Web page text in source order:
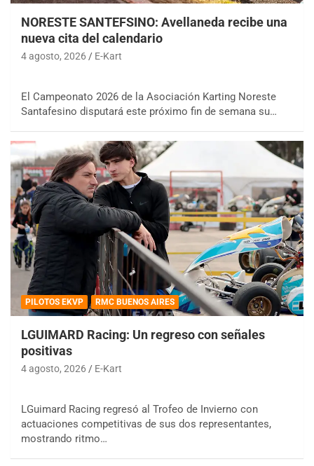
NORESTE SANTEFSINO: Avellaneda recibe una
nueva cita del calendario
4 agosto, 2026 E-Kart
El Campeonato 2026 de la Asociación Karting Noreste
Santafesino disputará este próximo fin de semana su…
PILOTOS EKVP RMC BUENOS AIRES
LGUIMARD Racing: Un regreso con señales
positivas
4 agosto, 2026 E-Kart
LGuimard Racing regresó al Trofeo de Invierno con
actuaciones competitivas de sus dos representantes,
mostrando ritmo…